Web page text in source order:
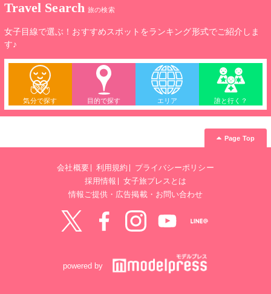
Travel Search 旅の検索
女子目線で選ぶ！おすすめスポットをランキング形式でご紹介しま
す♪
気分で探す 目的で探す エリア 誰と行く？
Page Top
会社概要 利用規約
プライバシーポリシー
採用情報
女子旅プレスとは
情報ご提供・広告掲載・お問い合わせ
powered by